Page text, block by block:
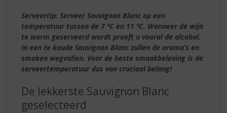
Serveertip: Serveer Sauvignon Blanc op een
temperatuur tussen de 7 ºC en 11 ºC. Wanneer de wijn
te warm geserveerd wordt proeft u vooral de alcohol.
In een te koude Sauvignon Blanc zullen de aroma’s en
smaken wegvallen. Voor de beste smaakbeleving is de
serveertemperatuur dus van cruciaal belang!
De lekkerste Sauvignon Blanc
geselecteerd